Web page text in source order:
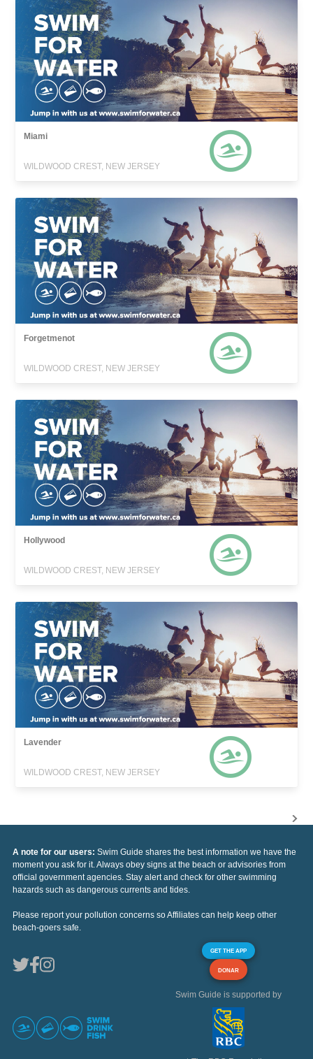
Miami
WILDWOOD CREST, NEW JERSEY
Forgetmenot
WILDWOOD CREST, NEW JERSEY
Hollywood
WILDWOOD CREST, NEW JERSEY
Lavender
WILDWOOD CREST, NEW JERSEY
A note for our users: Swim Guide shares the best information we have the
moment you ask for it. Always obey signs at the beach or advisories from
official government agencies. Stay alert and check for other swimming
hazards such as dangerous currents and tides.
Please report your pollution concerns so Affiliates can help keep other
beach-goers safe.
GET THE APP
DONAR
Swim Guide is supported by